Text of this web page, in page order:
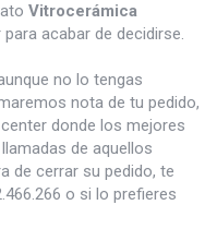
Vitrocerámica
acabar de decidirse.
no lo tengas
nota de tu pedido,
donde los mejores
de aquellos
de cerrar su pedido, te
o si lo prefieres